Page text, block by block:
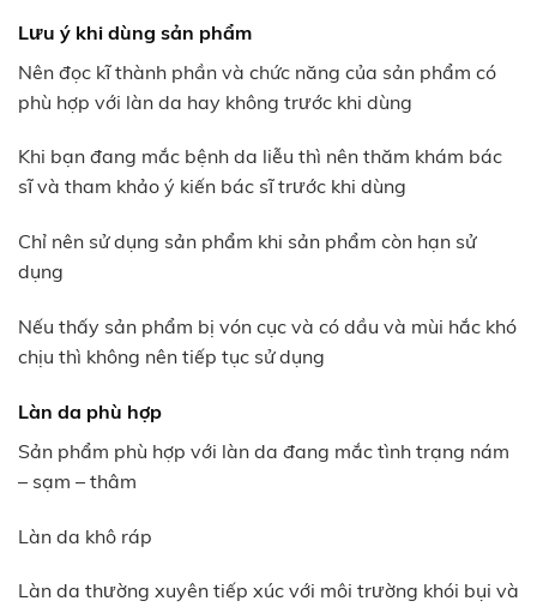
Lưu ý khi dùng sản phẩm
Nên đọc kĩ thành phần và chức năng của sản phẩm có
phù hợp với làn da hay không trước khi dùng
Khi bạn đang mắc bệnh da liễu thì nên thăm khám bác
sĩ và tham khảo ý kiến bác sĩ trước khi dùng
Chỉ nên sử dụng sản phẩm khi sản phẩm còn hạn sử
dụng
Nếu thấy sản phẩm bị vón cục và có dầu và mùi hắc khó
chịu thì không nên tiếp tục sử dụng
Làn da phù hợp
Sản phẩm phù hợp với làn da đang mắc tình trạng nám
– sạm – thâm
Làn da khô ráp
Làn da thường xuyên tiếp xúc với môi trường khói bụi và